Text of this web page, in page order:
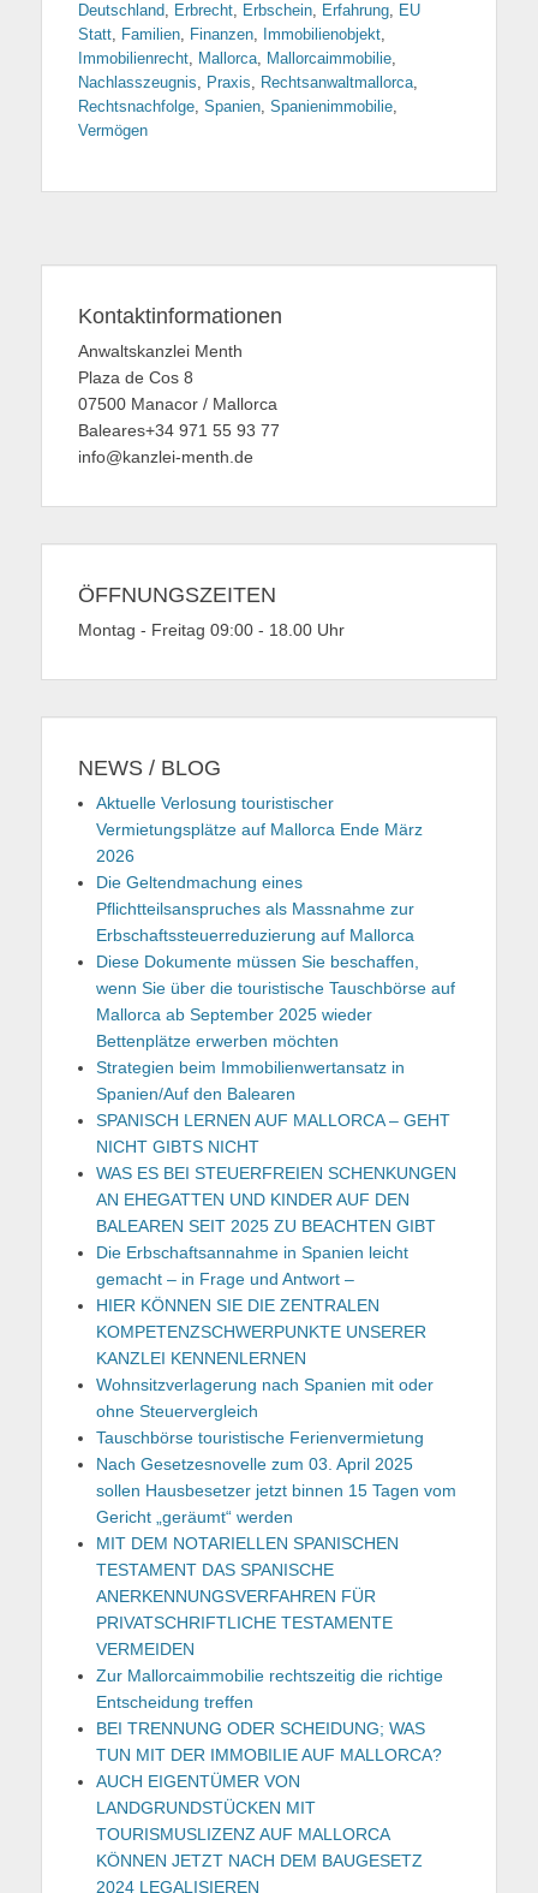
Deutschland, Erbrecht, Erbschein, Erfahrung, EU
Statt, Familien, Finanzen, Immobilienobjekt,
Immobilienrecht, Mallorca, Mallorcaimmobilie,
Nachlasszeugnis, Praxis, Rechtsanwaltmallorca,
Rechtsnachfolge, Spanien, Spanienimmobilie,
Vermögen
Kontaktinformationen
Anwaltskanzlei Menth
Plaza de Cos 8
07500 Manacor / Mallorca
Baleares+34 971 55 93 77
info@kanzlei-menth.de
ÖFFNUNGSZEITEN
Montag - Freitag 09:00 - 18.00 Uhr
NEWS / BLOG
Aktuelle Verlosung touristischer
Vermietungsplätze auf Mallorca Ende März
2026
Die Geltendmachung eines
Pflichtteilsanspruches als Massnahme zur
Erbschaftssteuerreduzierung auf Mallorca
Diese Dokumente müssen Sie beschaffen,
wenn Sie über die touristische Tauschbörse auf
Mallorca ab September 2025 wieder
Bettenplätze erwerben möchten
Strategien beim Immobilienwertansatz in
Spanien/Auf den Balearen
SPANISCH LERNEN AUF MALLORCA – GEHT
NICHT GIBTS NICHT
WAS ES BEI STEUERFREIEN SCHENKUNGEN
AN EHEGATTEN UND KINDER AUF DEN
BALEAREN SEIT 2025 ZU BEACHTEN GIBT
Die Erbschaftsannahme in Spanien leicht
gemacht – in Frage und Antwort –
HIER KÖNNEN SIE DIE ZENTRALEN
KOMPETENZSCHWERPUNKTE UNSERER
KANZLEI KENNENLERNEN
Wohnsitzverlagerung nach Spanien mit oder
ohne Steuervergleich
Tauschbörse touristische Ferienvermietung
Nach Gesetzesnovelle zum 03. April 2025
sollen Hausbesetzer jetzt binnen 15 Tagen vom
Gericht „geräumt“ werden
MIT DEM NOTARIELLEN SPANISCHEN
TESTAMENT DAS SPANISCHE
ANERKENNUNGSVERFAHREN FÜR
PRIVATSCHRIFTLICHE TESTAMENTE
VERMEIDEN
Zur Mallorcaimmobilie rechtszeitig die richtige
Entscheidung treffen
BEI TRENNUNG ODER SCHEIDUNG; WAS
TUN MIT DER IMMOBILIE AUF MALLORCA?
AUCH EIGENTÜMER VON
LANDGRUNDSTÜCKEN MIT
TOURISMUSLIZENZ AUF MALLORCA
KÖNNEN JETZT NACH DEM BAUGESETZ
2024 LEGALISIEREN